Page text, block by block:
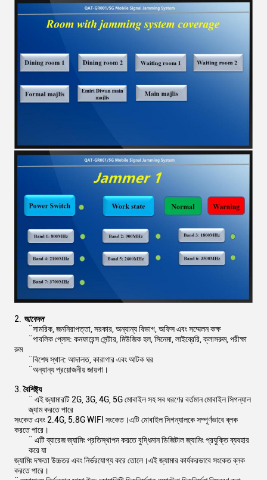
আবেদন
¨সামরিক, জননিরাপত্তা, সরকার, অন্যান্য বিভাগ, অফিস এবং সম্মেলন কক্ষ
¨পাবলিক প্লেস: কনফারেন্স সেন্টার, মিউজিক হল, সিনেমা, লাইব্রেরি, ক্লাসরুম, পরীক্ষা
রুম
¨বিশেষ স্থান: আদালত, কারাগার এবং আটক ঘর
¨অন্যান্য প্রয়োজনীয় জায়গা।
বৈশিষ্ট্য
¨ এই জ্যামারটি 2G, 3G, 4G, 5G মোবাইল সহ সব ধরণের বর্তমান মোবাইল সিগন্যাল
জ্যাম করতে পারে
সংকেত এবং 2.4G, 5.8G WIFI সংকেত।এটি মোবাইল সিগন্যালকে সম্পূর্ণভাবে ব্লক
করতে পারে।
¨ এটি ব্যারেজ জ্যামিং প্রতিস্থাপন করতে বুদ্ধিমান ডিজিটাল জ্যামিং প্রযুক্তি ব্যবহার
করে যা
জ্যামিং দক্ষতা উচ্চতর এবং নির্ভরযোগ্য করে তোলে।এই জ্যামার কার্যকরভাবে সংকেত ব্লক
করতে পারে।